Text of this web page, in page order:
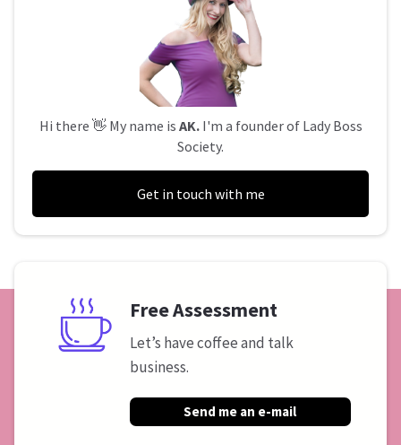
Hi there 👋 My name is AK. I'm a founder of Lady Boss
Society.
Get in touch with me
Free Assessment
Let’s have coffee and talk
business.
Send me an e-mail